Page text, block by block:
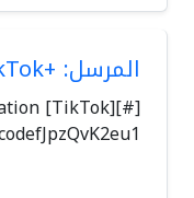
المرسل: +TikTok